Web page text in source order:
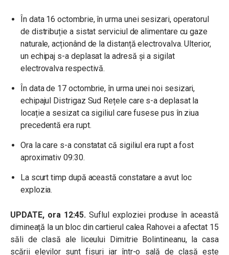
În data 16 octombrie, în urma unei sesizari, operatorul
de distribuție a sistat serviciul de alimentare cu gaze
naturale, acționând de la distanță electrovalva. Ulterior,
un echipaj s-a deplasat la adresă și a sigilat
electrovalva respectivă.
În data de 17 octombrie, în urma unei noi sesizari,
echipajul Distrigaz Sud Rețele care s-a deplasat la
locație a sesizat ca sigiliul care fusese pus în ziua
precedentă era rupt.
Ora la care s-a constatat că sigiliul era rupt a fost
aproximativ 09:30.
⁠La scurt timp după această constatare a avut loc
explozia.
UPDATE, ora 12:45.Suflul exploziei produse în această
dimineață la un bloc din cartierul calea Rahovei a afectat 15
săli de clasă ale liceului Dimitrie Bolintineanu, la casa
scării elevilor sunt fisuri iar într-o sală de clasă este